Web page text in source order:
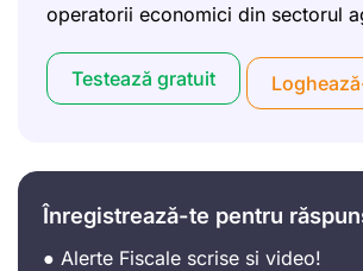
operatorii economici din sectorul
Testează gratuit
Înregistrează-te pentru
● Alerte Fiscale scrise si video!